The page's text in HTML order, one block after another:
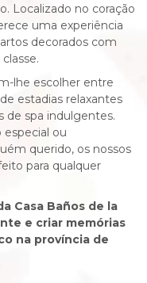
Localizado no coração
uma experiência
decorados com
lhe escolher entre
estadias relaxantes
spa indulgentes.
especial ou
querido, os nossos
para qualquer
Casa Baños de la
e criar memórias
na província de